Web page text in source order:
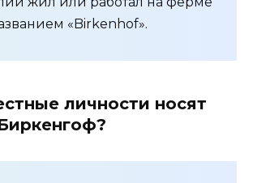
«Birkenhof».
личности носят